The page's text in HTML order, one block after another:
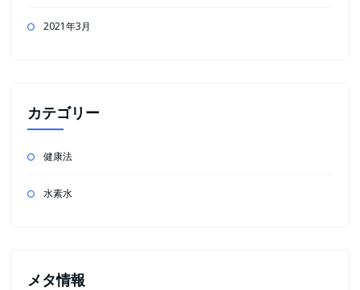
2021年3月
カテゴリー
健康法
水素水
メタ情報